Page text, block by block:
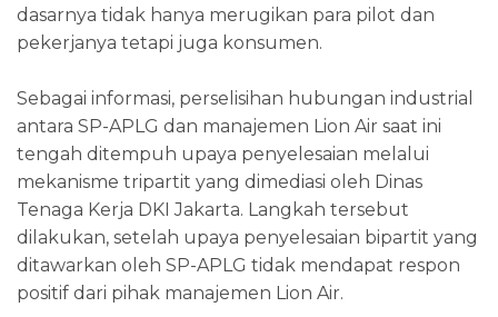
dasarnya tidak hanya merugikan para pilot dan
pekerjanya tetapi juga konsumen.
Sebagai informasi, perselisihan hubungan industrial
antara SP-APLG dan manajemen Lion Air saat ini
tengah ditempuh upaya penyelesaian melalui
mekanisme tripartit yang dimediasi oleh Dinas
Tenaga Kerja DKI Jakarta. Langkah tersebut
dilakukan, setelah upaya penyelesaian bipartit yang
ditawarkan oleh SP-APLG tidak mendapat respon
positif dari pihak manajemen Lion Air.